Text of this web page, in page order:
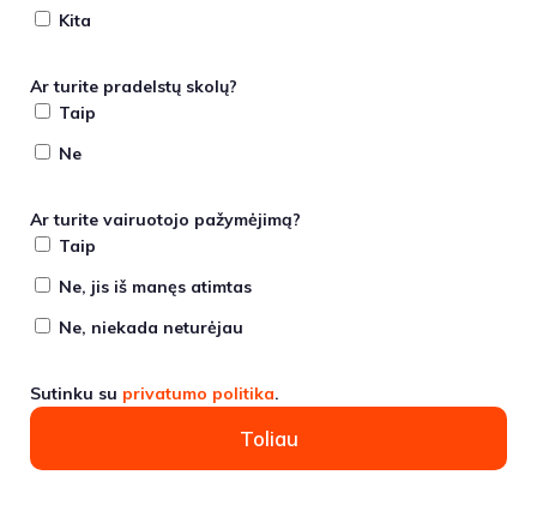
Kita
Ar turite pradelstų skolų?
Taip
Ne
Ar turite vairuotojo pažymėjimą?
Taip
Ne, jis iš manęs atimtas
Ne, niekada neturėjau
Sutinku su privatumo politika.
Toliau